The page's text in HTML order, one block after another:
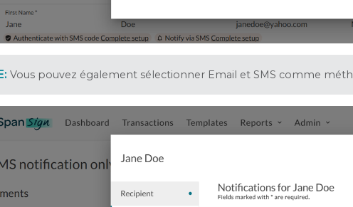
Vous pouvez également sélectionner Email et SMS comme